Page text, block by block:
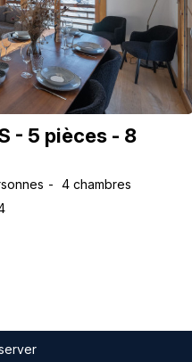
- 5 pièces - 8
4 chambres